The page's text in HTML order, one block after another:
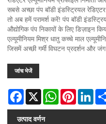
सबसे अच्छा पंप बॉडी इंडस्ट्रियल
तो अब हमें परामर्श करें! पंप बॉडी
औद्योगिक पंप निकायों के लिए डिज़ाइन
एल्यूमीनियम मिश्र धातु कच्चे माल
जिसमें अच्छी गर्मी विघटन प्रदर्शन और
जांच भेजें
Facebook
X WhatsAppPinterest
उत्पाद वर्णन